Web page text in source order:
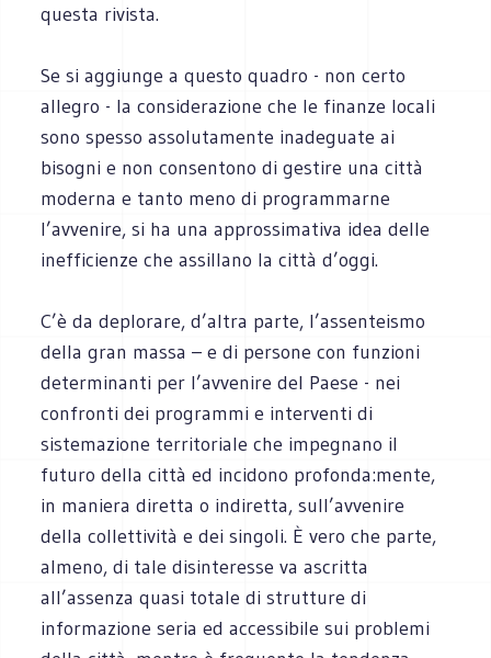
questa rivista.
Se si aggiunge a questo quadro - non certo
allegro - la considerazione che le finanze locali
sono spesso assolutamente inadeguate ai
bisogni e non consentono di gestire una città
moderna e tanto meno di programmarne
l’avvenire, si ha una approssimativa idea delle
inefficienze che assillano la città d’oggi.
C’è da deplorare, d’altra parte, l’assenteismo
della gran massa – e di persone con funzioni
determinanti per l’avvenire del Paese - nei
confronti dei programmi e interventi di
sistemazione territoriale che impegnano il
futuro della città ed incidono profonda:mente,
in maniera diretta o indiretta, sull’avvenire
della collettività e dei singoli. È vero che parte,
almeno, di tale disinteresse va ascritta
all’assenza quasi totale di strutture di
informazione seria ed accessibile sui problemi